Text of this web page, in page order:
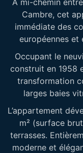
Cambre, cet
immédiate des
européennes et
Occupant le
construit en 1958
transformation
larges baies
L’appartement
m² (surface
terrasses.
moderne et